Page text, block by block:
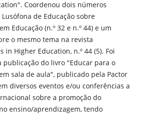
Coordenou dois números
de Educação sobre
Educação (n.º 32 e n.º 44) e um
o mesmo tema na revista
in Higher Education, n.º 44 (5). Foi
publicação do livro "Educar para o
sala de aula", publicado pela Pactor
diversos eventos e/ou conferências a
sobre a promoção do
ensino/aprendizagem, tendo